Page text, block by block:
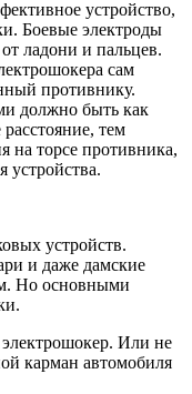
устройство,
Боевые электроды
ладони и пальцев.
сам
противнику.
должно быть как
тем
на торсе противника,
устройства.
устройств.
и даже дамские
Но основными
электрошокер. Или не
карман автомобиля